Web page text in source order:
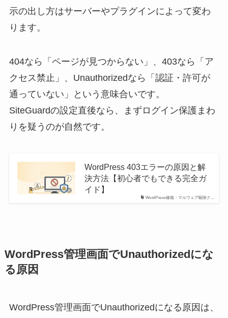
示の出し方はサーバーやプラグインによって変わ
ります。
404なら「ページが見つからない」、403なら「ア
クセス禁止」、Unauthorizedなら「認証・許可が
通っていない」という意味合いです。
SiteGuardの設定直後なら、まずログイン保護まわ
りを疑うのが自然です。
WordPress修復・マルウェア駆除ク…
WordPress 403エラーの原因と解
決方法【初心者でもできる完全ガ
イド】
WordPress管理画面でUnauthorizedにな
る原因
WordPress管理画面でUnauthorizedになる原因は、